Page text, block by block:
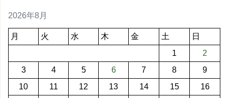
2026年8月
月 火 水 木 金 土
日
1
2
3
4 5 6 7 8
9
10
11 12 13 14 15
16